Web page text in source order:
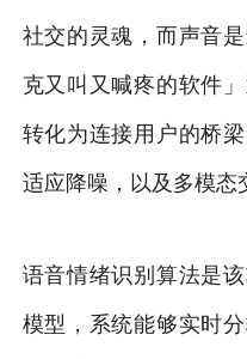
社交的灵魂，而声音
克又叫又喊疼的软件
转化为连接用户的桥
适应降噪，以及多模态
语音情绪识别算法是
模型，系统能够实时